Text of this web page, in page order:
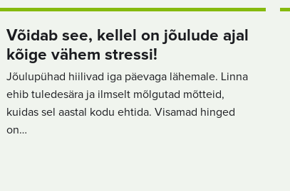
Võidab see, kellel on jõulude ajal
kõige vähem stressi!
Jõulupühad hiilivad iga päevaga lähemale. Linna
ehib tuledesära ja ilmselt mõlgutad mõtteid,
kuidas sel aastal kodu ehtida. Visamad hinged
on…